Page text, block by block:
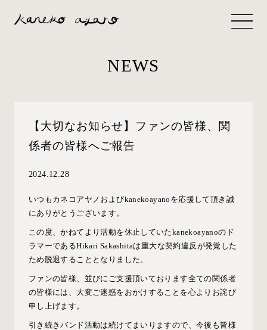
NEWS
【大切なお知らせ】ファンの皆様、関
係者の皆様へご報告
2024.12.28
いつもカネコアヤノおよびkanekoayanoを応援して頂き誠
にありがとうございます。
この度、かねてより活動を休止していたkanekoayanoのド
ラマーであるHikari Sakashitaは重大な契約違反が発覚した
ため脱退することとなりました。
ファンの皆様、並びにご支援頂いております全ての関係者
の皆様には、大変ご迷惑をおかけすることを心よりお詫び
申し上げます。
引き続きバンド活動は続けてまいりますので、今後も皆様